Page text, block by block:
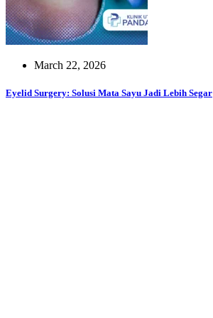
March 22, 2026
Eyelid Surgery: Solusi Mata Sayu Jadi Lebih Segar